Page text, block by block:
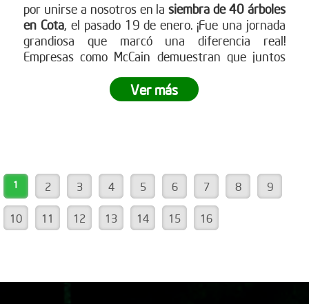
por unirse a nosotros en lasiembra de 40 árboles
en Cota, el pasado 19 de enero. ¡Fue una jornada
grandiosa que marcó una diferencia real!
Empresas como McCain demuestran que juntos
entorno. ¿Tu empresa está lista para ser parte del
cambio? Únete a nuestras siembras empresariales
Ver más
1 2 3 4 5 6 7 8 9
10 11 12 13 14 15 16